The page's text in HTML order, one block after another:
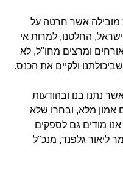
מובילה אשר חרטה על
החלטנו, למרות אי
ומרצים מחו"ל, לא
ולקיים את הכנס.
נתנו בנו ובהודעות
אמון מלא, ובחרו שלא
מודים גם לספקים
ליאור גלפנד, מנכ"ל